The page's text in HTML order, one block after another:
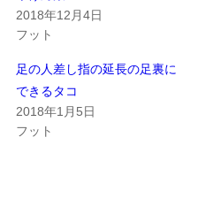
2018年12月4日
フット
足の人差し指の延長の足裏に
できるタコ
2018年1月5日
フット